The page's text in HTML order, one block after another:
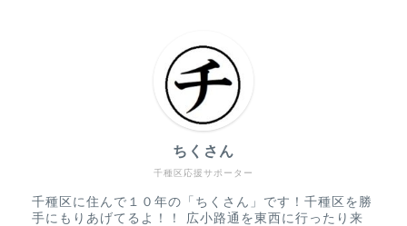
千種区応援サポーター
ちくさん
千種区に住んで１０年の「ちくさん」です！千種区を勝
手にもりあげてるよ！！ 広小路通を東西に行ったり来